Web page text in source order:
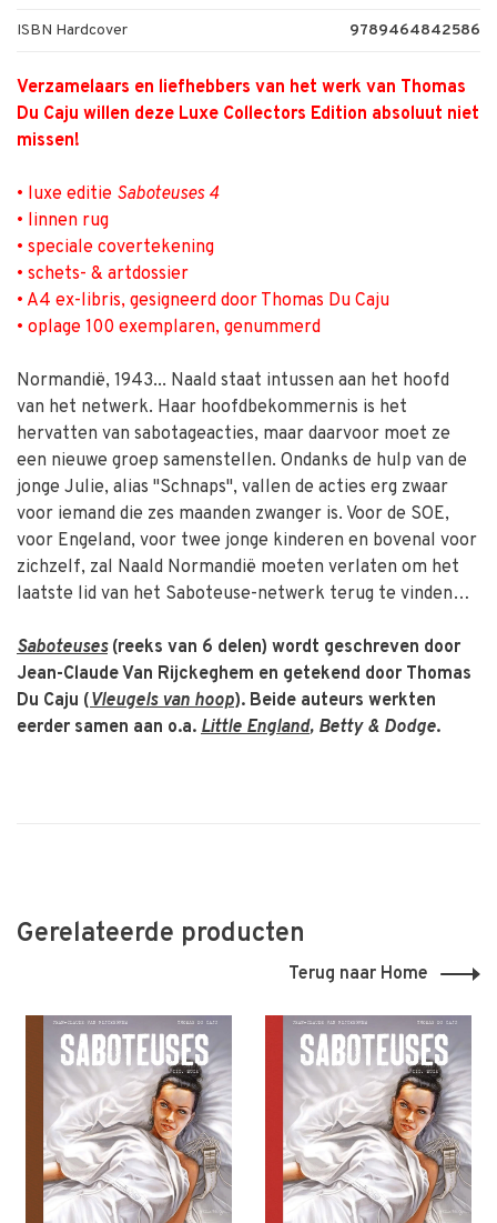
ISBN Hardcover 9789464842586
Verzamelaars en liefhebbers van het werk van Thomas
Du Caju willen deze Luxe Collectors Edition ­absoluut niet
missen!
• luxe editie Saboteuses 4
• linnen rug
• speciale covertekening
• schets- & artdossier
• A4 ex-libris, gesigneerd door Thomas Du Caju
• oplage 100 exemplaren, genummerd
Normandië, 1943... Naald staat intussen aan het hoofd
van het netwerk. Haar hoofdbekommernis is het
hervatten van sabotageacties, maar daarvoor moet ze
een nieuwe groep samenstellen. Ondanks de hulp van de
jonge Julie, alias "Schnaps", vallen de acties erg zwaar
voor iemand die zes maanden zwanger is. Voor de SOE,
voor Engeland, voor twee jonge kinderen en bovenal voor
zichzelf, zal Naald Normandië moeten verlaten om het
laatste lid van het Saboteuse-netwerk terug te vinden…
Saboteuses(reeks van 6 delen) wordt geschreven door
Jean-Claude Van Rijckeghem en getekend door Thomas
Du Caju (Vleugels van hoop). Beide auteurs werkten
eerder samen aan o.a. Little England, Betty & Dodge.
Gerelateerde producten
Terug naar Home